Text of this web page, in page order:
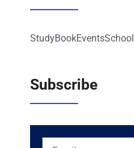
StudyBookEventsSchool
Subscribe